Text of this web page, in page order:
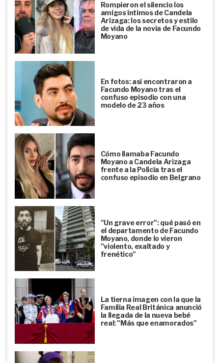
Rompieron el silencio los
amigos íntimos de Candela
Arizaga: los secretos y estilo
de vida de la novia de Facundo
Moyano
En fotos: así encontraron a
Facundo Moyano tras el
confuso episodio con una
modelo de 23 años
Cómo llamaba Facundo
Moyano a Candela Arizaga
frente a la Policía tras el
confuso episodio en Belgrano
"Un grave error": qué pasó en
el departamento de Facundo
Moyano, donde lo vieron
"violento, exaltado y
frenético"
La tierna imagen con la que la
Familia Real Británica anunció
la llegada de la nueva bebé
real: "Más que enamorados"